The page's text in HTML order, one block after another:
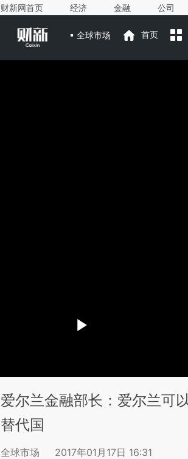
财新网首页 经济 金融 公司
全球市场 首页
爱尔兰金融部长：爱尔兰可
替代国
全球市场
2017年01月17日 16:31